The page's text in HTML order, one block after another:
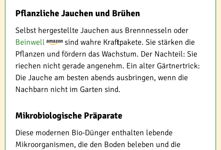
Pflanzliche Jauchen und Brühen
Selbst hergestellte Jauchen aus Brennnesseln oder
Beinwell
sind wahre Kraftpakete. Sie stärken die
Pflanzen und fördern das Wachstum. Der Nachteil: Sie
riechen nicht gerade angenehm. Ein alter Gärtnertrick:
Die Jauche am besten abends ausbringen, wenn die
Nachbarn nicht im Garten sind.
Mikrobiologische Präparate
Diese modernen Bio-Dünger enthalten lebende
Mikroorganismen, die den Boden beleben und die